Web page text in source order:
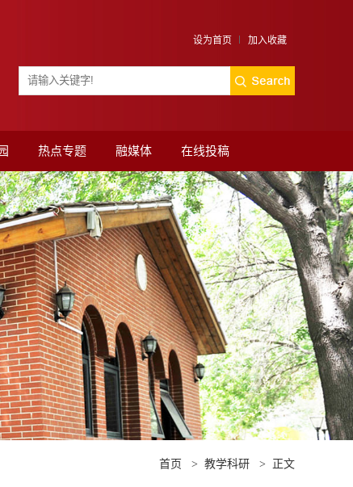
设为首页 加入收藏
热点专题 融媒体 在线投稿
首页 > 教学科研 > 正文